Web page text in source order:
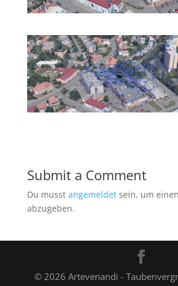
Submit a Comment
Du musst angemeldetsein, um
abzugeben.
© 2026 Artevenandi -